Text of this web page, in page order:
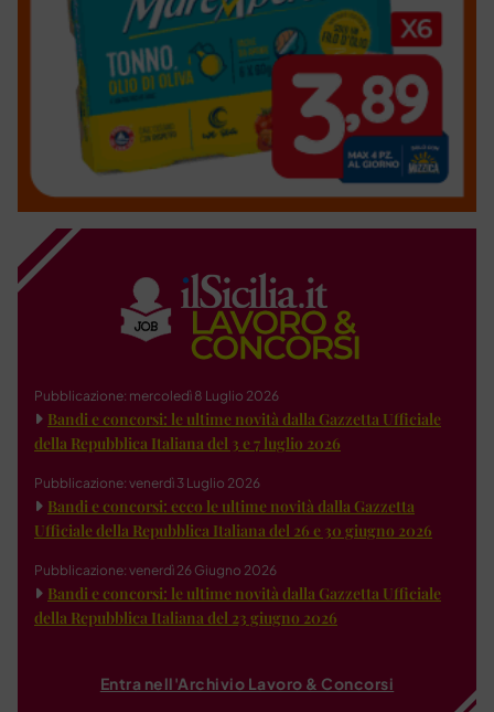
Pubblicazione: mercoledì 8 Luglio 2026
Bandi e concorsi: le ultime novità dalla Gazzetta Ufficiale
della Repubblica Italiana del 3 e 7 luglio 2026
Pubblicazione: venerdì 3 Luglio 2026
Bandi e concorsi: ecco le ultime novità dalla Gazzetta
Ufficiale della Repubblica Italiana del 26 e 30 giugno 2026
Pubblicazione: venerdì 26 Giugno 2026
Bandi e concorsi: le ultime novità dalla Gazzetta Ufficiale
della Repubblica Italiana del 23 giugno 2026
Entra nell'Archivio Lavoro & Concorsi